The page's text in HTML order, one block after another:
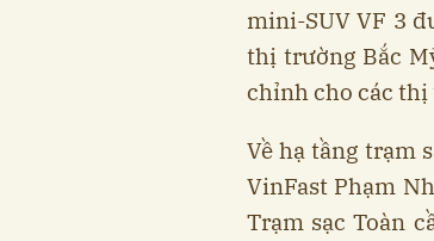
mini-SUV VF 3
thị trường Bắc
chỉnh cho các
Về hạ tầng trạm
VinFast Phạm
Trạm sạc Toàn